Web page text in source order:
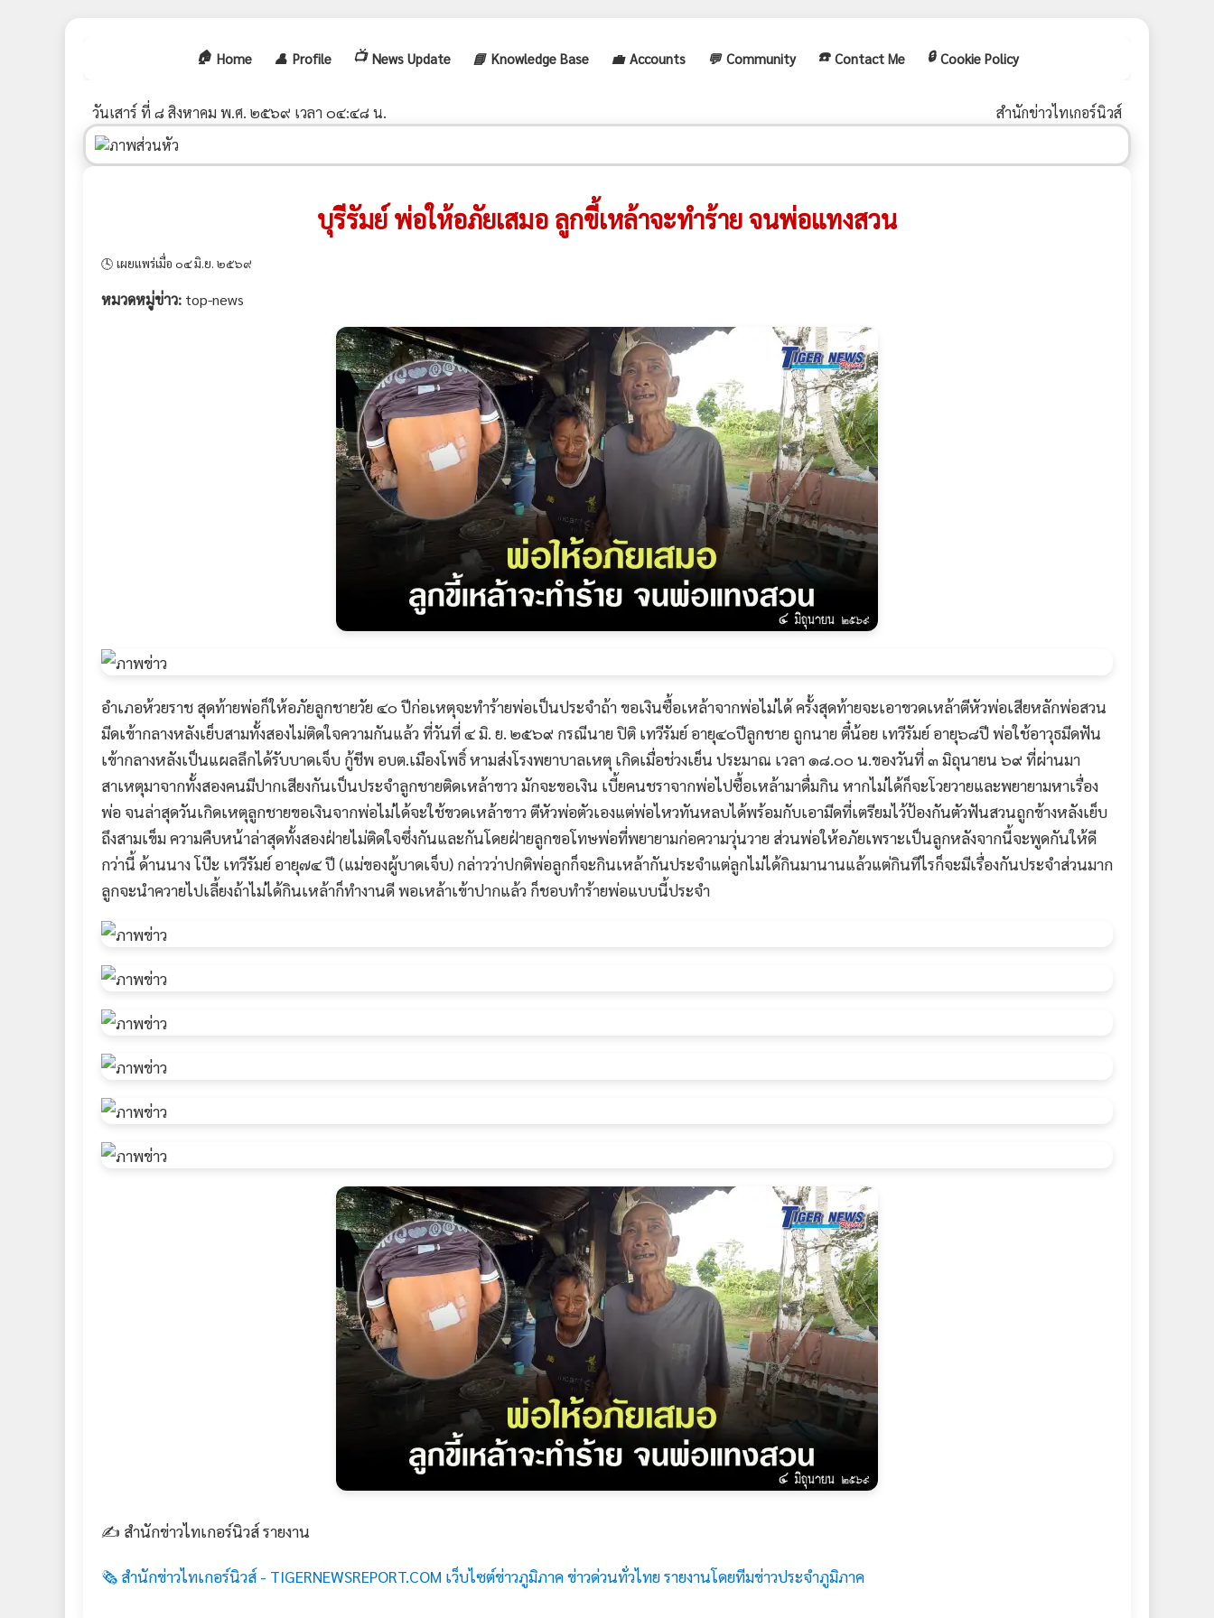
🏠 Home 👤 Profile 📺 News Update 📘 Knowledge Base 💼 Accounts 💬 Community ☎️ Contact Me 🔒 Cookie Policy
วันเสาร์ ที่ ๘ สิงหาคม พ.ศ. ๒๕๖๙ เวลา ๐๔:๔๘ น. สำนักข่าวไทเกอร์นิวส์
บุรีรัมย์ พ่อให้อภัยเสมอ ลูกขี้เหล้าจะทำร้าย จนพ่อแทงสวน
🕓 เผยแพร่เมื่อ ๐๔ มิ.ย. ๒๕๖๙
หมวดหมู่ข่าว: top-news
อำเภอห้วยราช สุดท้ายพ่อก็ให้อภัยลูกชายวัย ๔๐ ปีก่อเหตุจะทำร้ายพ่อเป็นประจำถ้า ขอเงินซื้อเหล้าจากพ่อไม่ได้ ครั้งสุดท้ายจะเอาขวดเหล้าตีหัวพ่อเสียหลักพ่อสวน
มีดเข้ากลางหลังเย็บสามทั้งสองไม่ติดใจความกันแล้ว ที่วันที่ ๔ มิ. ย. ๒๕๖๙ กรณีนาย ปิติ เทวีรัมย์ อายุ๔๐ปีลูกชาย ถูกนาย ตี๋น้อย เทวีรัมย์ อายุ๖๘ปี พ่อใช้อาวุธมีดฟัน
เข้ากลางหลังเป็นแผลลึกได้รับบาดเจ็บ กู้ชีพ อบต.เมืองโพธิ์ หามส่งโรงพยาบาลเหตุ เกิดเมื่อช่วงเย็น ประมาณ เวลา ๑๘.๐๐ น.ของวันที่ ๓ มิถุนายน ๖๙ ที่ผ่านมา
สาเหตุมาจากทั้งสองคนมีปากเสียงกันเป็นประจำลูกชายติดเหล้าขาว มักจะขอเงิน เบี้ยคนชราจากพ่อไปซื้อเหล้ามาดื่มกิน หากไม่ได้ก็จะโวยวายและพยายามหาเรื่อง
พ่อ จนล่าสุดวันเกิดเหตุลูกชายขอเงินจากพ่อไม่ได้จะใช้ขวดเหล้าขาว ตีหัวพ่อตัวเองแต่พ่อไหวทันหลบได้พร้อมกับเอามีดที่เตรียมไว้ป้องกันตัวฟันสวนถูกข้างหลังเย็บ
ถึงสามเข็ม ความคืบหน้าล่าสุดทั้งสองฝ่ายไม่ติดใจซึ่งกันและกันโดยฝ่ายลูกขอโทษพ่อที่พยายามก่อความวุ่นวาย ส่วนพ่อให้อภัยเพราะเป็นลูกหลังจากนี้จะพูดกันให้ดี
กว่านี้ ด้านนาง โป๊ะ เทวีรัมย์ อายุ๗๔ ปี (แม่ของผู้บาดเจ็บ) กล่าวว่าปกติพ่อลูกก็จะกินเหล้ากันประจำแต่ลูกไม่ได้กินมานานแล้วแต่กินทีไรก็จะมีเรื่องกันประจำส่วนมาก
ลูกจะนำควายไปเลี้ยงถ้าไม่ได้กินเหล้าก็ทำงานดี พอเหล้าเข้าปากแล้ว ก็ชอบทำร้ายพ่อแบบนี้ประจำ
✍️ สำนักข่าวไทเกอร์นิวส์ รายงาน
🗞️ สำนักข่าวไทเกอร์นิวส์ - TIGERNEWSREPORT.COM เว็บไซต์ข่าวภูมิภาค ข่าวด่วนทั่วไทย รายงานโดยทีมข่าวประจำภูมิภาค